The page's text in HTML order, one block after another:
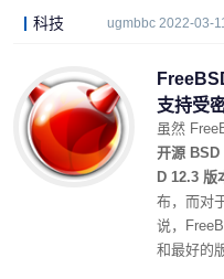
科技 ugmbbc 2022-03-
支持受
虽然
开源 BSD
D 12.3 版
布，而对
说，
和最好的